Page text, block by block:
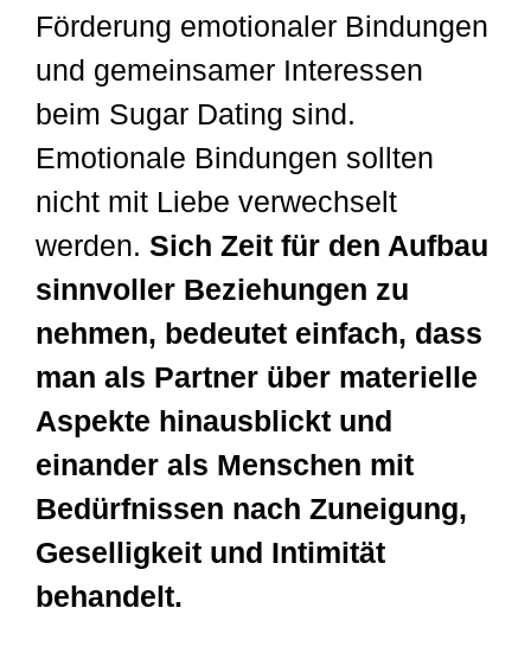
Förderung emotionaler Bindungen
und gemeinsamer Interessen
beim Sugar Dating sind.
Emotionale Bindungen sollten
nicht mit Liebe verwechselt
werden. Sich Zeit für den Aufbau
sinnvoller Beziehungen zu
nehmen, bedeutet einfach, dass
man als Partner über materielle
Aspekte hinausblickt und
einander als Menschen mit
Bedürfnissen nach Zuneigung,
Geselligkeit und Intimität
behandelt.
Dutch